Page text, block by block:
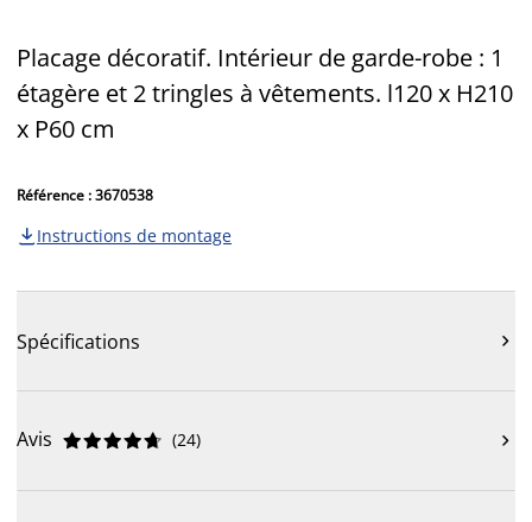
Placage décoratif. Intérieur de garde-robe : 1
étagère et 2 tringles à vêtements. l120 x H210
x P60 cm
Référence : 3670538
 Instructions de montage
Spécifications 
Avis 




 (24) 